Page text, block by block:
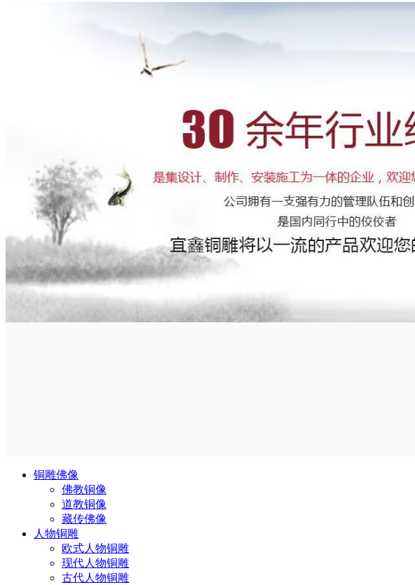
铜雕佛像
佛教铜像
道教铜像
藏传佛像
人物铜雕
欧式人物铜雕
现代人物铜雕
古代人物铜雕